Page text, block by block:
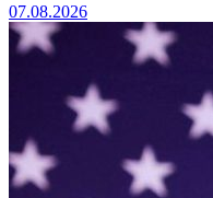
07.08.2026